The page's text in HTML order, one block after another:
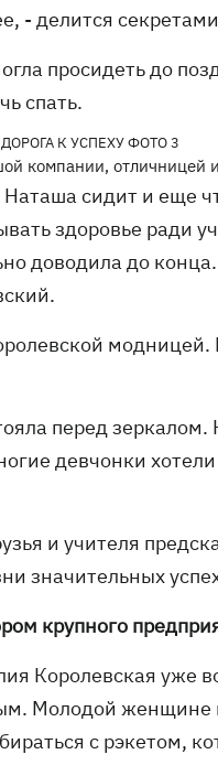
- делится
просидеть до
спать.
компании, отличницей
сидит и еще
здоровье ради
доводила до
модницей.
перед зеркалом.
девчонки
и учителя
значительных
крупного
Королевская уже
Молодой женщине
с рэкетом,